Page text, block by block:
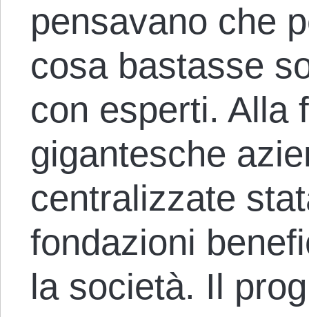
pensavano che
cosa bastasse
con esperti. Alla
gigantesche
centralizzate
fondazioni
la società. Il